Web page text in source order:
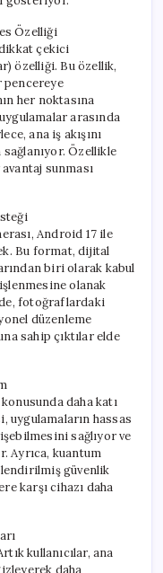
Özelliği
çekici
özelliği. Bu özellik,
pencereye
her noktasına
arasında
ana iş akışını
Özellikle
sunması
Android 17 ile
Bu format, dijital
biri olarak kabul
olanak
fotoğraflardaki
düzenleme
sahip çıktılar elde
daha katı
uygulamaların hassas
sağlıyor ve
Ayrıca, kuantum
güvenlik
karşı cihazı daha
kullanıcılar, ana
daha